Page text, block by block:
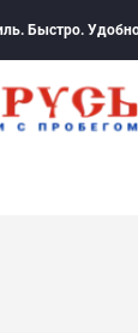
Быстро.